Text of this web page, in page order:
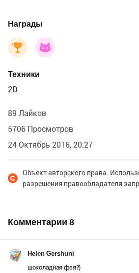
Награды
Техники
2D
89 Лайков
5706 Просмотров
24 Октябрь 2016, 20:27
Объект авторского права.
разрешения правообладателя
Комментарии 8
Helen Gershuni
шоколадная фея?)